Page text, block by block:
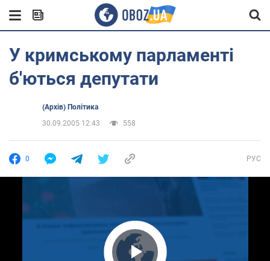
У кримському парламенті
б'ються депутати
(Архів) Політика
30.09.2005 12:43
558
0 РУС